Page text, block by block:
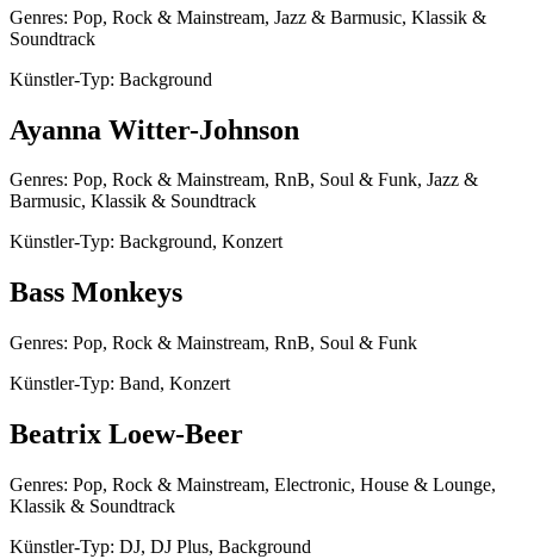
Genres: Pop, Rock & Mainstream, Jazz & Barmusic, Klassik &
Soundtrack
Künstler-Typ: Background
Ayanna Witter-Johnson
Genres: Pop, Rock & Mainstream, RnB, Soul & Funk, Jazz &
Barmusic, Klassik & Soundtrack
Künstler-Typ: Background, Konzert
Bass Monkeys
Genres: Pop, Rock & Mainstream, RnB, Soul & Funk
Künstler-Typ: Band, Konzert
Beatrix Loew-Beer
Genres: Pop, Rock & Mainstream, Electronic, House & Lounge,
Klassik & Soundtrack
Künstler-Typ: DJ, DJ Plus, Background